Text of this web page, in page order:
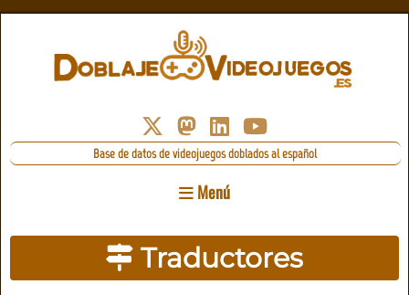
Base de datos de videojuegos doblados al español
Menú
Traductores